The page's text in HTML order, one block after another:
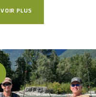
PLUS